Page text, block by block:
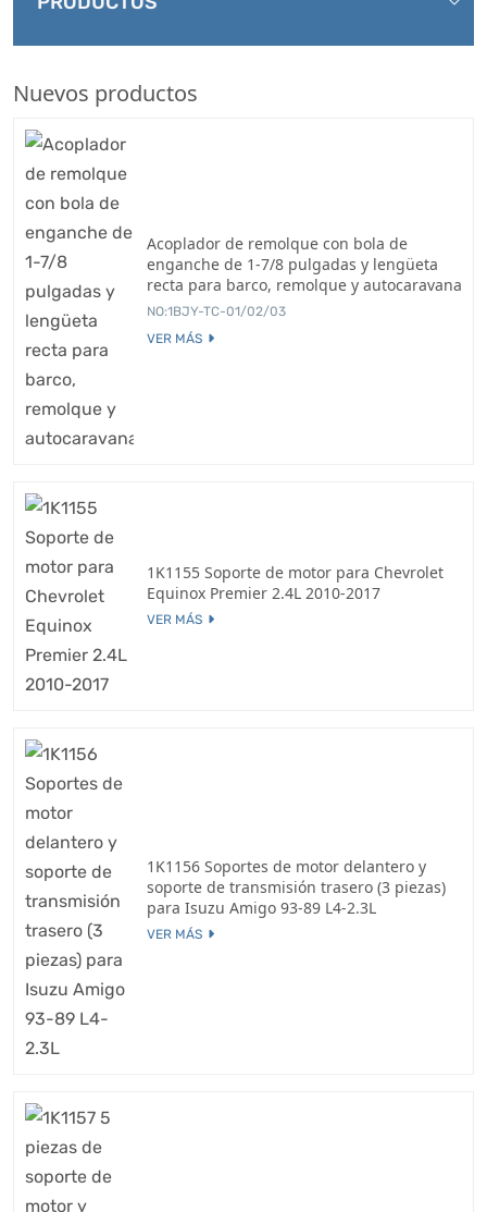
Nuevos productos
Acoplador de remolque con bola de
enganche de 1-7/8 pulgadas y lengüeta
recta para barco, remolque y autocaravana
NO:1BJY-TC-01/02/03
VER MÁS
1K1155 Soporte de motor para Chevrolet
Equinox Premier 2.4L 2010-2017
VER MÁS
1K1156 Soportes de motor delantero y
soporte de transmisión trasero (3 piezas)
para Isuzu Amigo 93-89 L4-2.3L
VER MÁS